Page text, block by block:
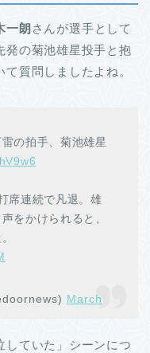
一朗 さんが選手として
発の菊池雄星投手と抱
質問しましたよね。
の拍手、菊池雄星
席連続で凡退。雄
をかけられると、
March
していた」シーンにつ